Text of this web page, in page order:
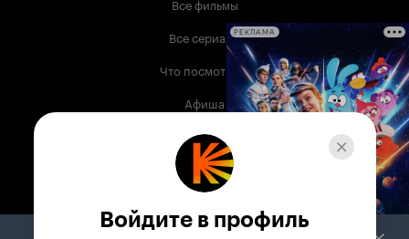
Все фильмы
Все сериалы
Что посмотреть
Афиша
Музыка
Телепрограмма
Служба поддержки
РЕКЛАМА
Войдите в профиль